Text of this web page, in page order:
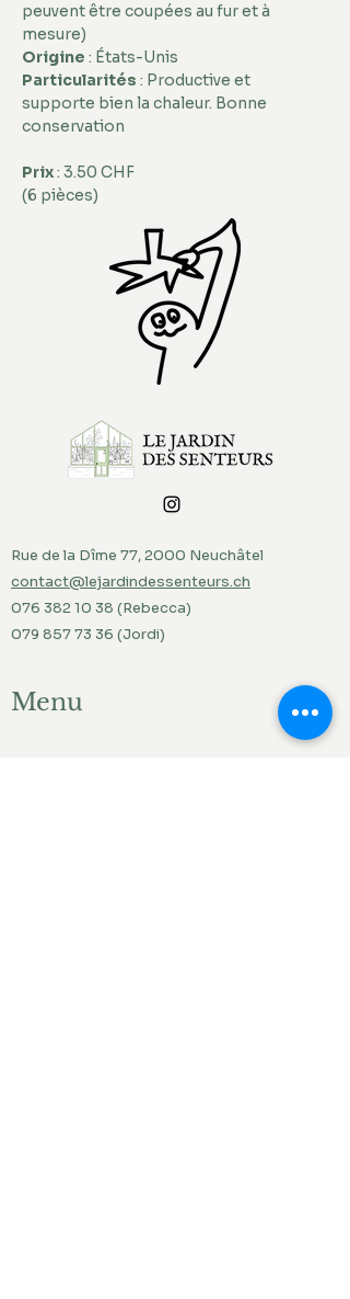
peuvent être coupées au fur et à
mesure)
Origine : États-Unis
Particularités : Productive et
supporte bien la chaleur. Bonne
conservation
Prix : 3.50 CHF
(6 pièces)
Rue de la Dîme 77, 2000 Neuchâtel
contact@lejardindessenteurs.ch
076 382 10 38 (Rebecca)
079 857 73 36 (Jordi)
Menu